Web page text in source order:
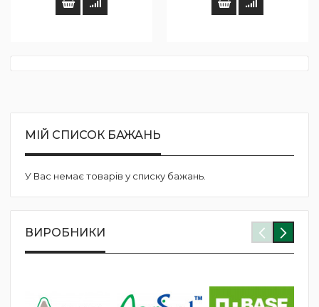
МІЙ СПИСОК БАЖАНЬ
У Вас немає товарів у списку бажань.
ВИРОБНИКИ